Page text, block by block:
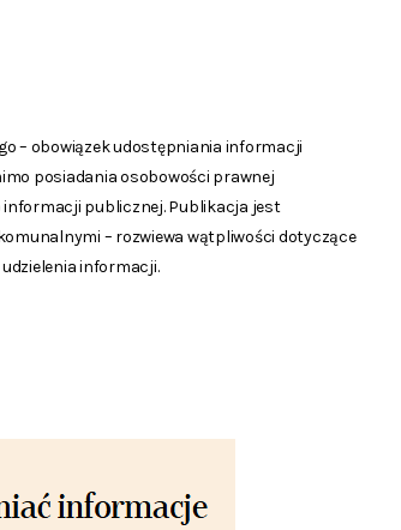
– obowiązek udostępniania informacji
posiadania osobowości prawnej
informacji publicznej. Publikacja jest
– rozwiewa wątpliwości dotyczące
informacji.